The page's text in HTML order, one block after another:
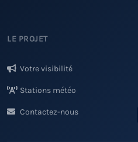
LE PROJET
Votre visibilité
Stations météo
Contactez-nous